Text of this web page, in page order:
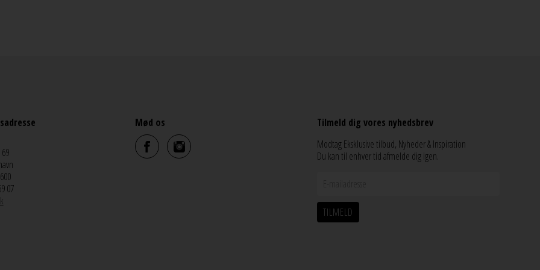
07
Mød os
Tilmeld dig vores nyhedsbrev
Modtag Eksklusive tilbud, Nyheder & Inspiration
Du kan til enhver tid afmelde dig igen.